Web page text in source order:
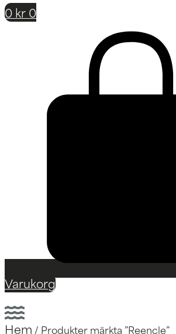
0kr0
Varukorg
Hem / Produkter märkta ”Reencle”